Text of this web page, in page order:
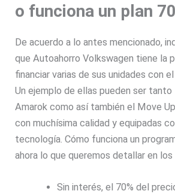
o funciona un plan
De acuerdo a lo antes mencionado,
queAutoahorro Volkswagen tiene la
financiar varias de sus unidades con
Un ejemplo de ellas pueden ser
Amarok como así también el Move
con muchísima calidad y equipadas
tecnología. Cómo funciona un
ahora lo que queremos detallar en
Sin interés, el 70% del